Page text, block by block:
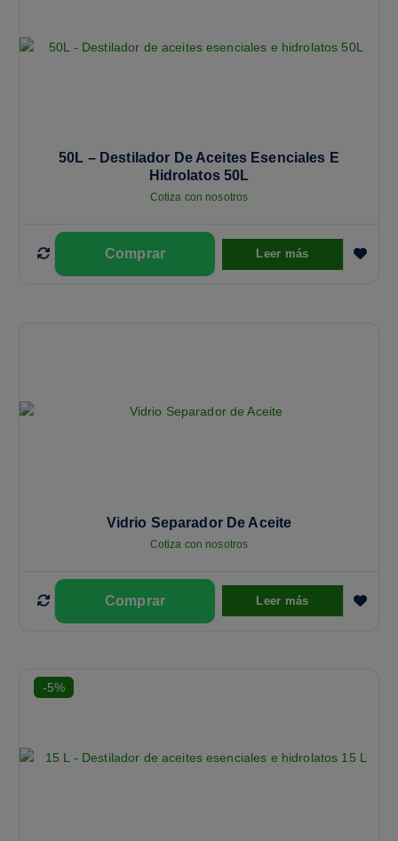
50L – Destilador De Aceites Esenciales E
Hidrolatos 50L
Cotiza con nosotros
Leer más
Vidrio Separador De Aceite
Cotiza con nosotros
Leer más
-5%